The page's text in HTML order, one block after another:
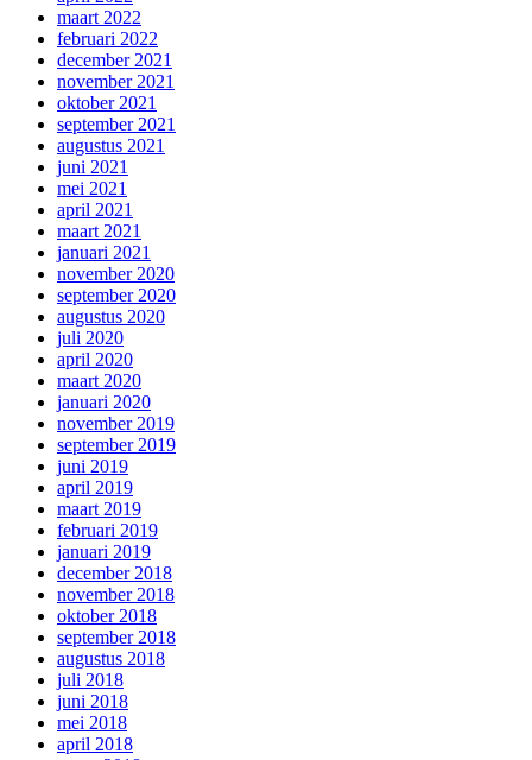
maart 2022
februari 2022
december 2021
november 2021
oktober 2021
september 2021
augustus 2021
juni 2021
mei 2021
april 2021
maart 2021
januari 2021
november 2020
september 2020
augustus 2020
juli 2020
april 2020
maart 2020
januari 2020
november 2019
september 2019
juni 2019
april 2019
maart 2019
februari 2019
januari 2019
december 2018
november 2018
oktober 2018
september 2018
augustus 2018
juli 2018
juni 2018
mei 2018
april 2018